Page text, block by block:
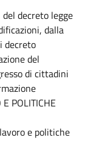
decreto legge
dalla
decreto
del
di cittadini
POLITICHE
e politiche